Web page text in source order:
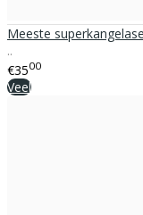
Meeste
..
€3500
Veel